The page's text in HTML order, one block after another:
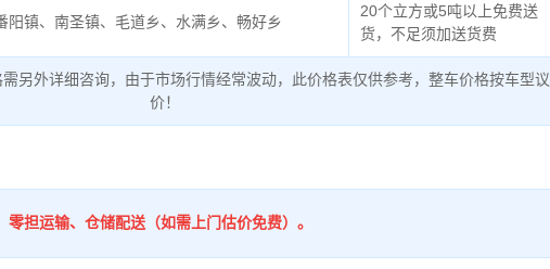
阳镇、南圣镇、毛道乡、水满乡、畅好乡
20个立方或5吨以上免费送
货，不足须加送货费
另外详细咨询，由于市场行情经常波动，此价格表仅供参考，整车价格按车型议
价！
零担运输、仓储配送（如需上门估价免费）。